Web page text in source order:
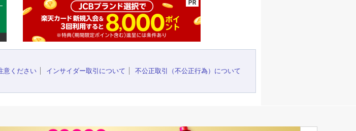
意ください インサイダー取引について
不公正取引（不公正行為）について